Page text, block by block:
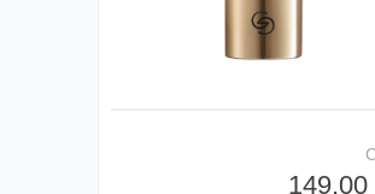
149,00